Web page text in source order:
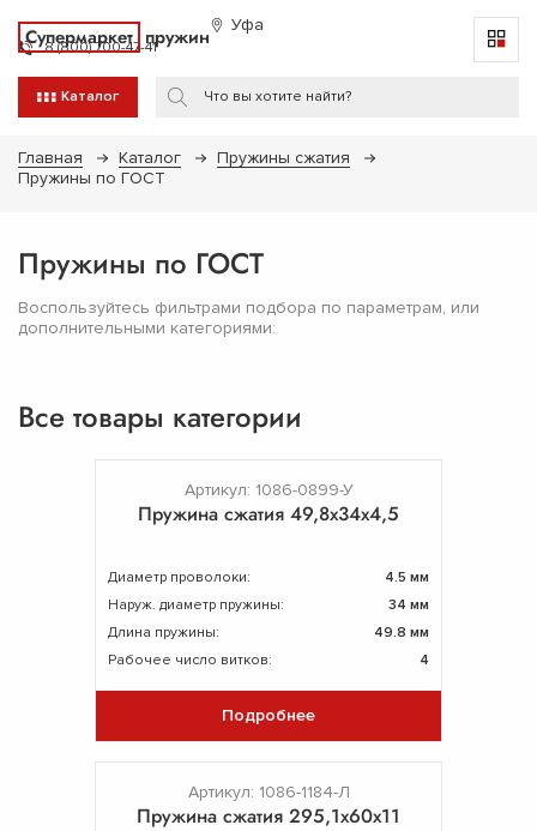
Супермаркет пружин Уфа
8 (800) 700-47-41
Каталог
Главная Каталог
Пружины сжатия
Пружины по ГОСТ
Пружины по ГОСТ
Воспользуйтесь фильтрами подбора по параметрам, или
дополнительными категориями:
Все товары категории
Артикул: 1086-0899-У
Пружина сжатия 49,8х34х4,5
Диаметр проволоки:
4.5 мм
Наруж. диаметр пружины:
34 мм
Длина пружины:
49.8 мм
Рабочее число витков:
4
Подробнее
Артикул: 1086-1184-Л
Пружина сжатия 295,1х60х11